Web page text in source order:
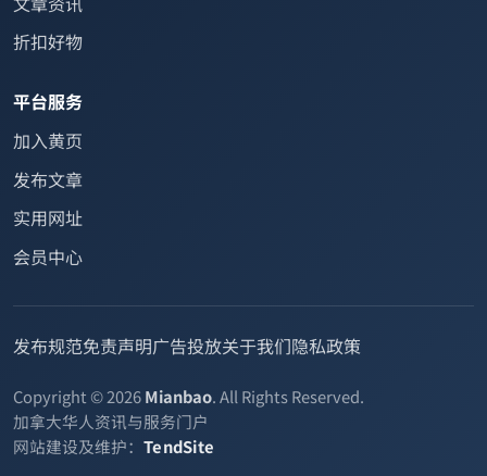
折扣好物
平台服务
加入黄页
发布文章
实用网址
会员中心
发布规范免责声明广告投放关于我们隐私政策
Copyright © 2026Mianbao. All Rights Reserved.
加拿大华人资讯与服务门户
网站建设及维护： TendSite